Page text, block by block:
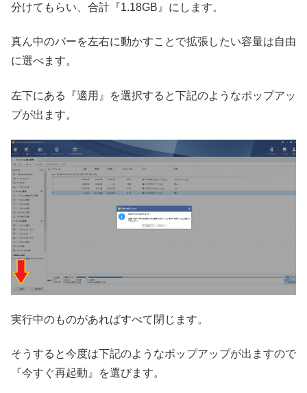
分けてもらい、合計『1.18GB』にします。
真ん中のバーを左右に動かすことで拡張したい容量は自由
に選べます。
左下にある『適用』を選択すると下記のようなポップアッ
プが出ます。
実行中のものがあればすべて閉じます。
そうすると今度は下記のようなポップアップが出ますので
『今すぐ再起動』を選びます。